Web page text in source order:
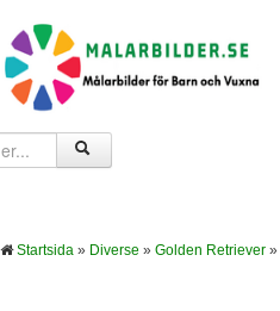
Startsida » Diverse » Golden Retriever »